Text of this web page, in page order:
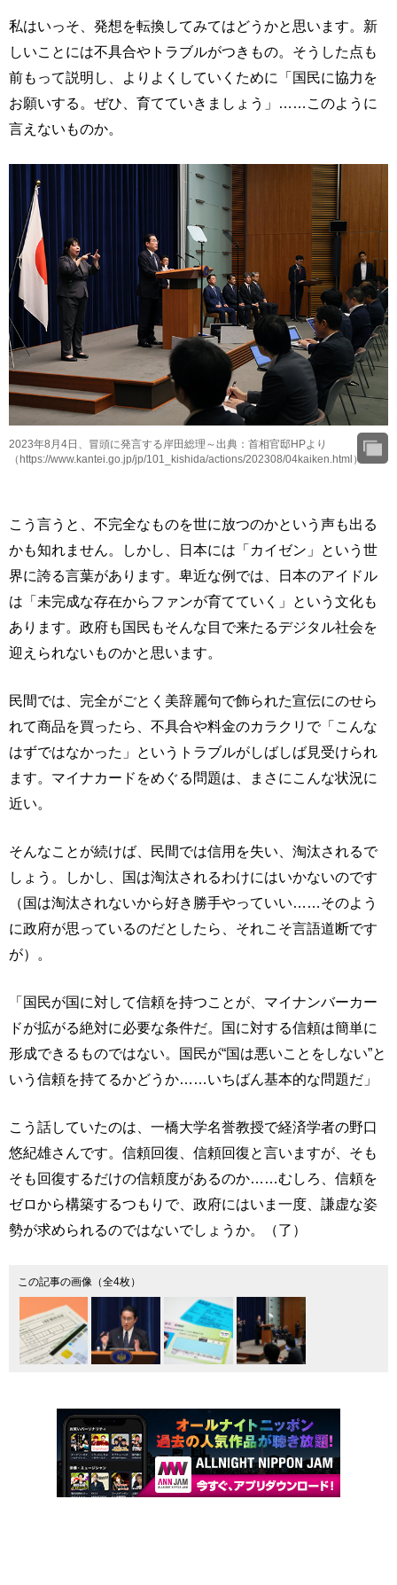
私はいっそ、発想を転換してみてはどうかと思います。新
しいことには不具合やトラブルがつきもの。そうした点も
前もって説明し、よりよくしていくために「国民に協力を
お願いする。ぜひ、育てていきましょう」……このように
言えないものか。
2023年8月4日、冒頭に発言する岸田総理～出典：首相官邸HPより
（https://www.kantei.go.jp/jp/101_kishida/actions/202308/04kaiken.html）
こう言うと、不完全なものを世に放つのかという声も出る
かも知れません。しかし、日本には「カイゼン」という世
界に誇る言葉があります。卑近な例では、日本のアイドル
は「未完成な存在からファンが育てていく」という文化も
あります。政府も国民もそんな目で来たるデジタル社会を
迎えられないものかと思います。
民間では、完全がごとく美辞麗句で飾られた宣伝にのせら
れて商品を買ったら、不具合や料金のカラクリで「こんな
はずではなかった」というトラブルがしばしば見受けられ
ます。マイナカードをめぐる問題は、まさにこんな状況に
近い。
そんなことが続けば、民間では信用を失い、淘汰されるで
しょう。しかし、国は淘汰されるわけにはいかないのです
（国は淘汰されないから好き勝手やっていい……そのよう
に政府が思っているのだとしたら、それこそ言語道断です
が）。
「国民が国に対して信頼を持つことが、マイナンバーカー
ドが拡がる絶対に必要な条件だ。国に対する信頼は簡単に
形成できるものではない。国民が“国は悪いことをしない”と
いう信頼を持てるかどうか……いちばん基本的な問題だ」
こう話していたのは、一橋大学名誉教授で経済学者の野口
悠紀雄さんです。信頼回復、信頼回復と言いますが、そも
そも回復するだけの信頼度があるのか……むしろ、信頼を
ゼロから構築するつもりで、政府にはいま一度、謙虚な姿
勢が求められるのではないでしょうか。（了）
この記事の画像（全4枚）